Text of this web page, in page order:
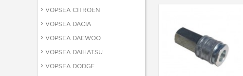
VOPSEA CITROEN
VOPSEA DACIA
VOPSEA DAEWOO
VOPSEA DAIHATSU
VOPSEA DODGE